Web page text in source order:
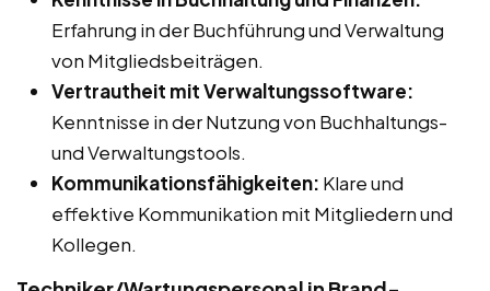
Erfahrung in der Buchführung und Verwaltung
von Mitgliedsbeiträgen.
Vertrautheit mit Verwaltungssoftware:
Kenntnisse in der Nutzung von Buchhaltungs-
und Verwaltungstools.
Kommunikationsfähigkeiten: Klare und
effektive Kommunikation mit Mitgliedern und
Kollegen.